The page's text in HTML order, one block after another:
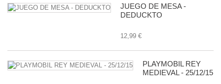
JUEGO DE MESA -
DEDUCKTO
12,99 €
PLAYMOBIL REY
MEDIEVAL - 25/12/15